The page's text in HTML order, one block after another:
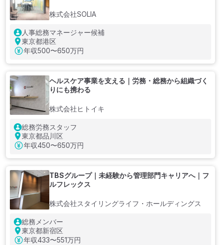
株式会社SOLIA
人事総務マネージャー候補
東京都港区
年収500〜650万円
ヘルスケア事業を支える｜労務・総務から組織づく
りにも携わる
株式会社ヒトイキ
総務労務スタッフ
東京都品川区
年収450〜650万円
TBSグループ｜未経験から管理部門キャリアへ｜フ
ルフレックス
株式会社スタイリングライフ・ホールディングス
総務メンバー
東京都新宿区
年収433〜551万円